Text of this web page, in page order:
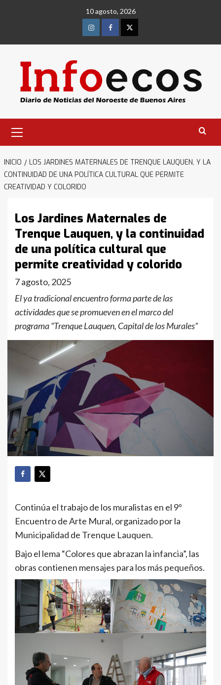
10 agosto, 2026
InstagramFacebookTwitter
primario
INICIO
LOS JARDINES MATERNALES DE TRENQUE LAUQUEN, Y LA
CONTINUIDAD DE UNA POLÍTICA CULTURAL QUE PERMITE
CREATIVIDAD Y COLORIDO
Los Jardines Maternales de
Trenque Lauquen, y la continuidad
de una política cultural que
permite creatividad y colorido
7 agosto, 2025
El ya tradicional encuentro forma parte de las
actividades que se promueven en el marco del
programa “Trenque Lauquen, Capital de los Murales”
Continúa el trabajo de los muralistas en el 9º
Encuentro de Arte Mural, organizado por la
Municipalidad de Trenque Lauquen.
Bajo el lema “Colores que abrazan la infancia”, las
obras contienen mensajes para los más pequeños.